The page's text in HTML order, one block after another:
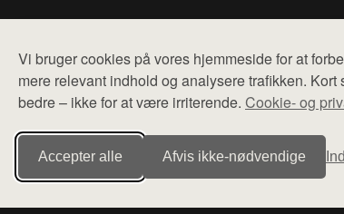
Vi bruger cookies på vores hjemmeside for at
mere relevant indhold og analysere trafikken. Kort
bedre – ikke for at være irriterende. Cookie- og
Accepter alle Afvis ikke‑nødvendige
diverse webshops. Der sælges ikke varer fra denne
forbeholdes.